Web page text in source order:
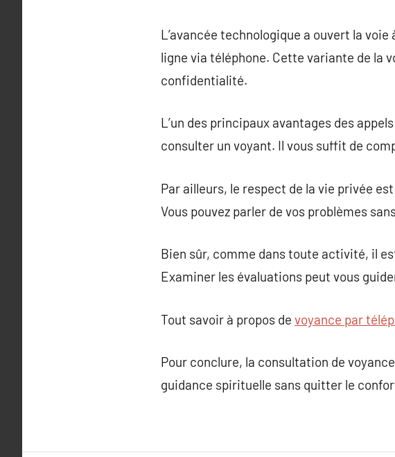
L’avancée technologique a ouvert la
ligne via téléphone. Cette variante de la
confidentialité.
L’un des principaux avantages des
consulter un voyant. Il vous suffit de
Par ailleurs, le respect de la vie privée
Vous pouvez parler de vos problèmes
Bien sûr, comme dans toute activité, il
Examiner les évaluations peut vous
Tout savoir à propos de voyance par
Pour conclure, la consultation de
guidance spirituelle sans quitter le